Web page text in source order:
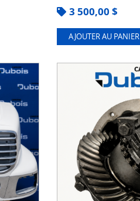
3 500,00 $
AJOUTER AU PANIER